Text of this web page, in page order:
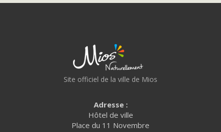
Site officiel de la ville de Mios
Adresse :
Hôtel de ville